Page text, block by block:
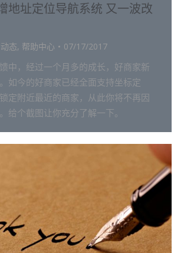
地址定位导航系统 又一波改
态, 帮助中心 07/17/2017
中，经过一个月多的成长，好商家新
如今的好商家已经全面支持坐标定
定附近最近的商家，从此你将不再因
给个截图让你充分了解一下。